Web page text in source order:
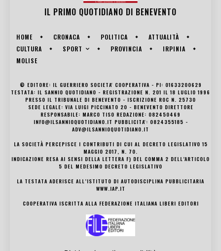
IL PRIMO QUOTIDIANO DI BENEVENTO
HOME CRONACA POLITICA
ATTUALITÀ
CULTURA
SPORT PROVINCIA
IRPINIA
MOLISE
© EDITORE: IL GUERRIERO SOCIETA' COOPERATIVA - PI: 01633200629
TESTATA: IL SANNIO QUOTIDIANO - REGISTRAZIONE N. 201 IL 18 LUGLIO 1996
PRESSO IL TRIBUNALE DI BENEVENTO - ISCRIZIONE ROC N. 25730
SEDE LEGALE: VIA LUIGI PICCINATO 20 - BENEVENTO DIRETTORE
RESPONSABILE: MARCO TISO REDAZIONE: 082450469
INFO@ILSANNIOQUOTIDIANO.IT PUBBLICITA': 0824355185 -
ADV@ILSANNIOQUOTIDIANO.IT
LA SOCIETÀ PERCEPISCE I CONTRIBUTI DI CUI AL DECRETO LEGISLATIVO 15
MAGGIO 2017, N. 70.
INDICAZIONE RESA AI SENSI DELLA LETTERA F) DEL COMMA 2 DELL’ARTICOLO
5 DEL MEDESIMO DECRETO LEGISLATIVO
LA TESTATA ADERISCE ALL’ISTITUTO DI AUTODISCIPLINA PUBBLICITARIA
WWW.IAP.IT
COOPERATIVA ISCRITTA ALLA FEDERAZIONE ITALIANA LIBERI EDITORI